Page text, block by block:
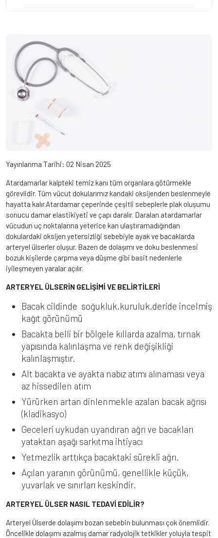
Yayınlanma Tarihi: 02 Nisan 2025
Atardamarlar kalpteki temiz kanı tüm organlara götürmekle
görevlidir. Tüm vücut dokularımız kandaki oksijenden beslenmeyle
hayatta kalır.Atardamar çeperinde çeşitli sebeplerle plak oluşumu
sonucu damar elastikiyeti ve çapı daralır. Daralan atardamarlar
vücudun uç noktalarına yeterice kan ulaştıramadığından
dokulardaki oksijen yetersizliği sebebiyle ayak ve bacaklarda
arteryel ülserler oluşur. Bazen de dolaşımı ve doku beslenmesi
bozuk kişilerde çarpma veya düşme gibi basit nedenlerle
iyileşmeyen yaralar açılır.
ARTERYEL ÜLSERİN GELİŞİMİ VE BELİRTİLERİ
Bacak cildinde soğukluk,kuruluk,deride incelmiş
kağıt görünümü
Bacakta belli bir bölgele kıllarda azalma, tırnak
yapısında kalınlaşma ve renk değişikliği
kalınlaşmıştır.
Alt bacakta ve ayakta nabız atımı alınaması veya
az hissedilen atım
Yürürken artan dinlenmekle azalan bacak ağrısı
(kladikasyo)
Geceleri uykudan uyandıran ağrı ve bacakları
yataktan aşağı sarkıtma ihtiyacı
Yetmezlik arttıkça bacaktaki sürekli ağrı.
Açılan yaranın görünümü, genellikle küçük,
yuvarlak ve sınırları keskindir.
ARTERYEL ÜLSER NASIL TEDAVİ EDİLİR?
Arteryel Ülserde dolaşımı bozan sebebin bulunması çok önemlidir.
Öncelikle dolaşımı azalmış damar radyolojik tetkikler yoluyla tespit